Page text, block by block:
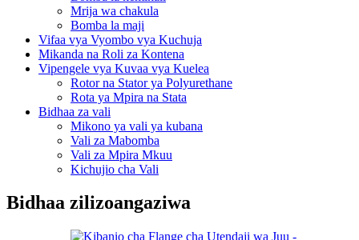
Mrija wa chakula
Bomba la maji
Vifaa vya Vyombo vya Kuchuja
Mikanda na Roli za Kontena
Vipengele vya Kuvaa vya Kuelea
Rotor na Stator ya Polyurethane
Rota ya Mpira na Stata
Bidhaa za vali
Mikono ya vali ya kubana
Vali za Mabomba
Vali za Mpira Mkuu
Kichujio cha Vali
Bidhaa zilizoangaziwa